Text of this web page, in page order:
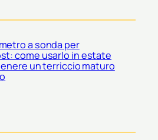
a sonda per
come usarlo in estate
un terriccio maturo